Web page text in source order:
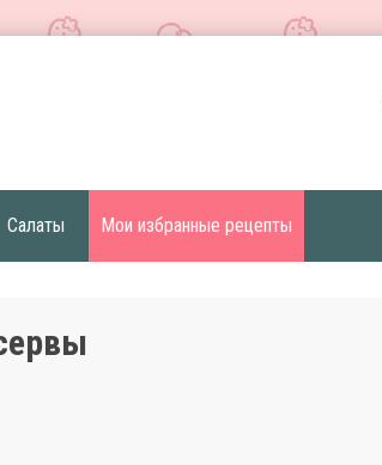
Салаты Мои избранные рецепты